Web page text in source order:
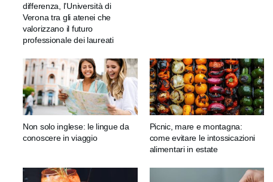
differenza, l’Università di
Verona tra gli atenei che
valorizzano il futuro
professionale dei laureati
Non solo inglese: le lingue da
conoscere in viaggio
Picnic, mare e montagna:
come evitare le intossicazioni
alimentari in estate